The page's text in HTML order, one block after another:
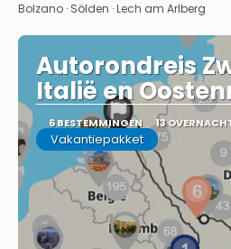
Bolzano · Sölden · Lech am Arlberg
Autorondreis
Italië en
6 BESTEMMINGEN 13
Vakantiepakket